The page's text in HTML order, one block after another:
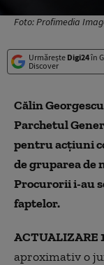
Foto: Profimedia
Urmărește Digi24în
Discover
Călin
Parchetul
pentru acţiuni
de gruparea de
Procurorii i-au
faptelor.
ACTUALIZARE
aproximativ o